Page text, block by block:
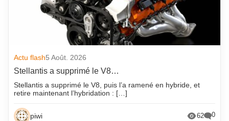
Actu flash5 Août. 2026
Stellantis a supprimé le V8…
Stellantis a supprimé le V8, puis l’a ramené en hybride, et
retire maintenant l’hybridation : […]
piwi 62 0